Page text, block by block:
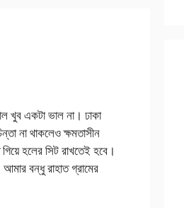
খুব একটা ভাল না। ঢাকা
না থাকলেও ক্ষমতাসীন
হলের সিট রাখতেই হবে।
বন্ধু রাহাত গ্রামের